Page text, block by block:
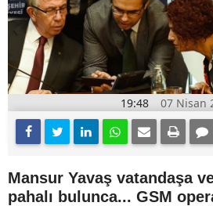
19:48 07 Nisan
Mansur Yavaş vatandaşa
pahalı bulunca... GSM